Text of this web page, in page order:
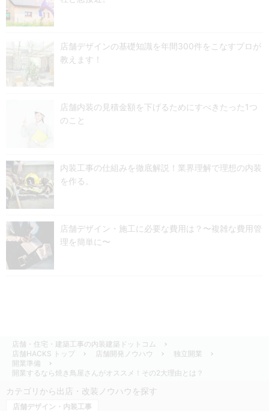
店舗デザインの基礎知識を年間300件をこなすプロが
教えます！
店舗内装の見積金額を下げるためにすべきたった1つ
のこと
内装工事の仕組みを徹底解説！業界理解で理想の内装
を作る。
店舗デザイン・施工に必要な費用は？〜複雑な費用管
理を簡単に〜
店舗・住宅・建築工事の内装建築ドットコム
店舗HACKS トップ
店舗開発ノウハウ
独立開業
開業準備
開業するなら焼き鳥屋さんがオススメ！その2大理由とは？
カテゴリから出店・改装ノウハウを探す
店舗デザイン・内装工事